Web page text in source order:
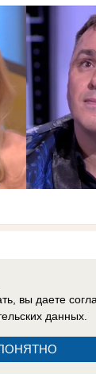
вы даете
данных.